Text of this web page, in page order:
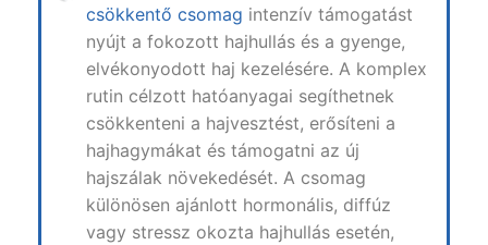
csökkentő csomag intenzív támogatást
nyújt a fokozott hajhullás és a gyenge,
elvékonyodott haj kezelésére. A komplex
rutin célzott hatóanyagai segíthetnek
csökkenteni a hajvesztést, erősíteni a
hajhagymákat és támogatni az új
hajszálak növekedését. A csomag
különösen ajánlott hormonális, diffúz
vagy stressz okozta hajhullás esetén,